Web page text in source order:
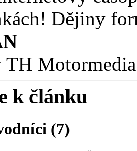
Dějiny
TH Motormedia
k článku
(7)